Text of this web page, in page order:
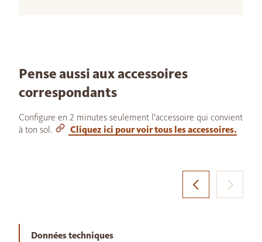
Pense aussi aux accessoires
correspondants
Configure en 2 minutes seulement l'accessoire qui convient
à ton sol.
Cliquez ici pour voir tous les accessoires.
Données techniques